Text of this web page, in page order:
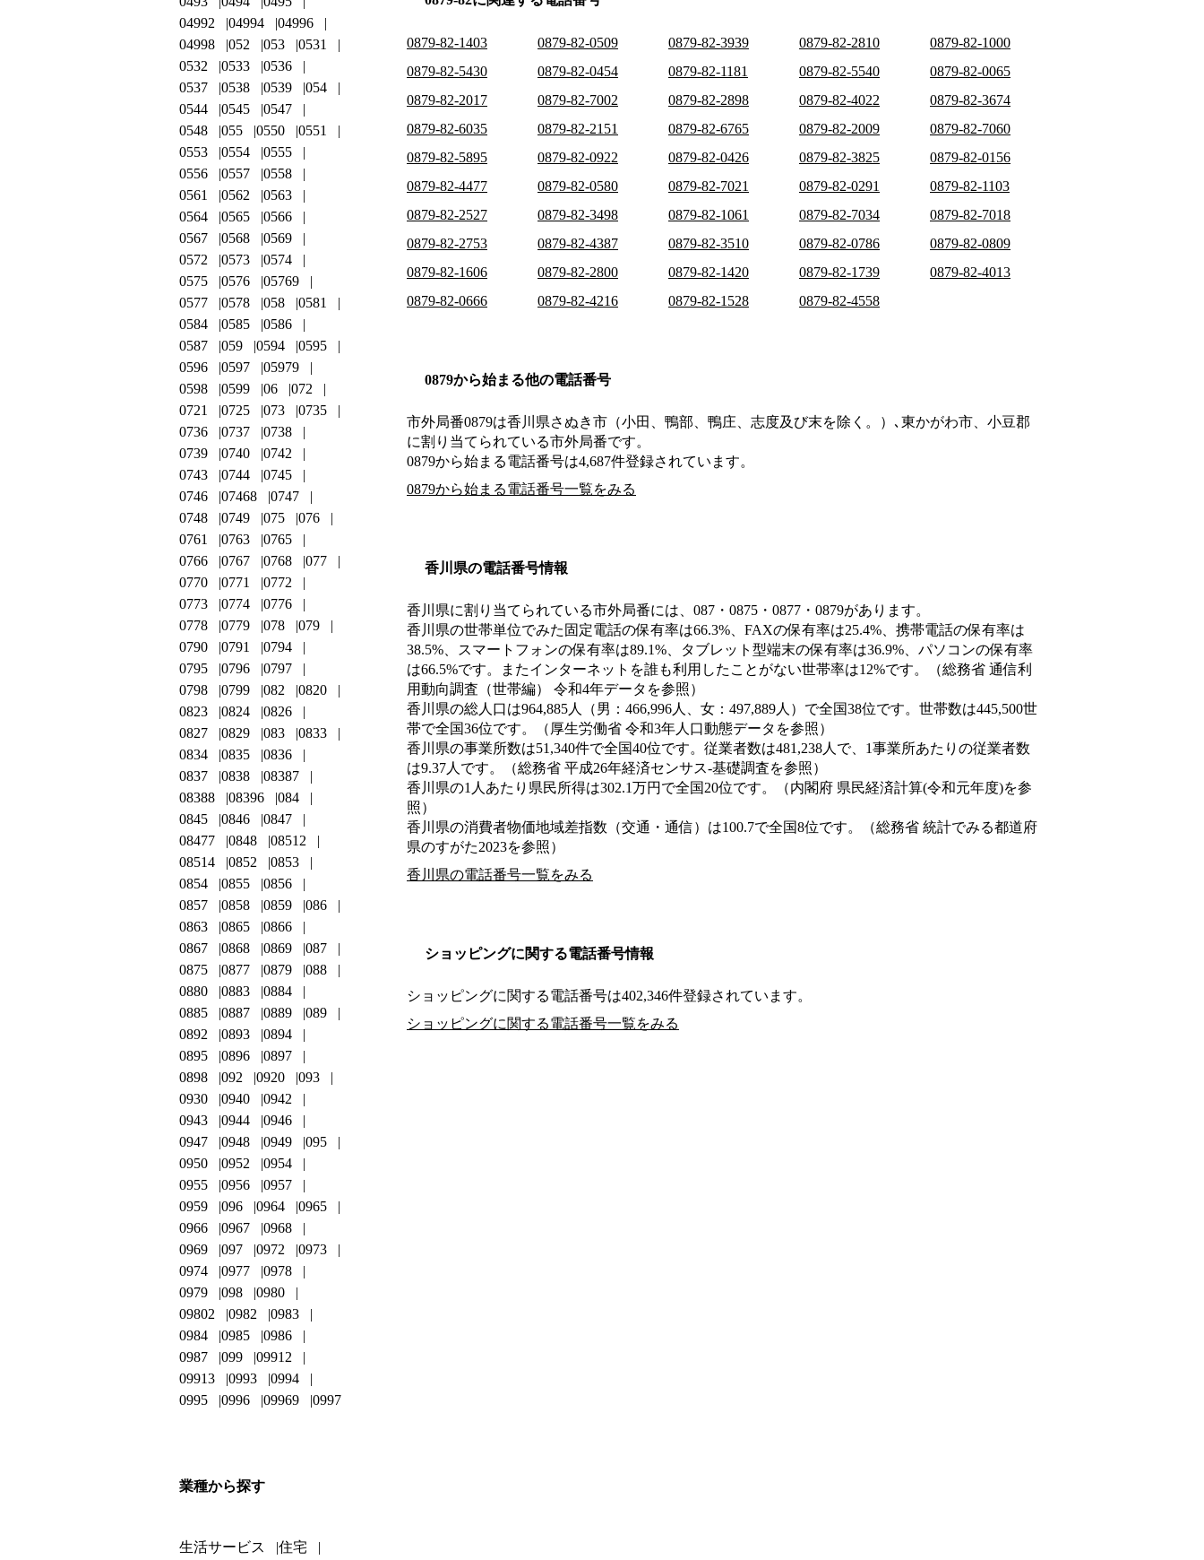
0879-82-1403 0879-82-0509 0879-82-3939 0879-82-2810
0879-82-1000
0879-82-5430
0879-82-0454 0879-82-1181 0879-82-5540
0879-82-0065
0879-82-2017
0879-82-7002 0879-82-2898 0879-82-4022
0879-82-3674
0879-82-6035
0879-82-2151 0879-82-6765 0879-82-2009
0879-82-7060
0879-82-5895
0879-82-0922 0879-82-0426 0879-82-3825
0879-82-0156
0879-82-4477
0879-82-0580 0879-82-7021 0879-82-0291
0879-82-1103
0879-82-2527
0879-82-3498 0879-82-1061 0879-82-7034
0879-82-7018
0879-82-2753
0879-82-4387 0879-82-3510 0879-82-0786
0879-82-0809
0879-82-1606
0879-82-2800 0879-82-1420 0879-82-1739
0879-82-4013
0879-82-0666
0879-82-4216 0879-82-1528 0879-82-4558
0879から始まる他の電話番号
市外局番0879は香川県さぬき市（小田、鴨部、鴨庄、志度及び末を除く。）､東かがわ市、小豆郡
に割り当てられている市外局番です。
0879から始まる電話番号は4,687件登録されています。
0879から始まる電話番号一覧をみる
香川県の電話番号情報
香川県に割り当てられている市外局番には、087・0875・0877・0879があります。
香川県の世帯単位でみた固定電話の保有率は66.3%、FAXの保有率は25.4%、携帯電話の保有率は
38.5%、スマートフォンの保有率は89.1%、タブレット型端末の保有率は36.9%、パソコンの保有率
は66.5%です。またインターネットを誰も利用したことがない世帯率は12%です。（総務省 通信利
用動向調査（世帯編） 令和4年データを参照）
香川県の総人口は964,885人（男：466,996人、女：497,889人）で全国38位です。世帯数は445,500世
帯で全国36位です。（厚生労働省 令和3年人口動態データを参照）
香川県の事業所数は51,340件で全国40位です。従業者数は481,238人で、1事業所あたりの従業者数
は9.37人です。（総務省 平成26年経済センサス‐基礎調査を参照）
香川県の1人あたり県民所得は302.1万円で全国20位です。（内閣府 県民経済計算(令和元年度)を参
照）
香川県の消費者物価地域差指数（交通・通信）は100.7で全国8位です。（総務省 統計でみる都道府
県のすがた2023を参照）
香川県の電話番号一覧をみる
ショッピングに関する電話番号情報
ショッピングに関する電話番号は402,346件登録されています。
ショッピングに関する電話番号一覧をみる
04992
04994
04996
04998
052 053
0531
0532
0533
0536
0537
0538 0539
054
0544
0545
0547
0548
055 0550
0551
0553
0554
0555
0556
0557
0558
0561
0562
0563
0564
0565
0566
0567
0568
0569
0572
0573
0574
0575
0576
05769
0577
0578 058
0581
0584
0585
0586
0587
059 0594
0595
0596
0597
05979
0598
0599 06
072
0721
0725 073
0735
0736
0737
0738
0739
0740
0742
0743
0744
0745
0746
07468
0747
0748
0749 075
076
0761
0763
0765
0766
0767 0768
077
0770
0771
0772
0773
0774
0776
0778
0779 078
079
0790
0791
0794
0795
0796
0797
0798
0799 082
0820
0823
0824
0826
0827
0829 083
0833
0834
0835
0836
0837
0838
08387
08388
08396
084
0845
0846
0847
08477
0848
08512
08514
0852
0853
0854
0855
0856
0857
0858 0859
086
0863
0865
0866
0867
0868 0869
087
0875
0877 0879
088
0880
0883
0884
0885
0887 0889
089
0892
0893
0894
0895
0896
0897
0898
092 0920
093
0930
0940
0942
0943
0944
0946
0947
0948 0949
095
0950
0952
0954
0955
0956
0957
0959
096 0964
0965
0966
0967
0968
0969
097 0972
0973
0974
0977
0978
0979
098
0980
09802
0982
0983
0984
0985
0986
0987
099
09912
09913
0993
0994
0995
0996 09969 0997
業種から探す
生活サービス 住宅